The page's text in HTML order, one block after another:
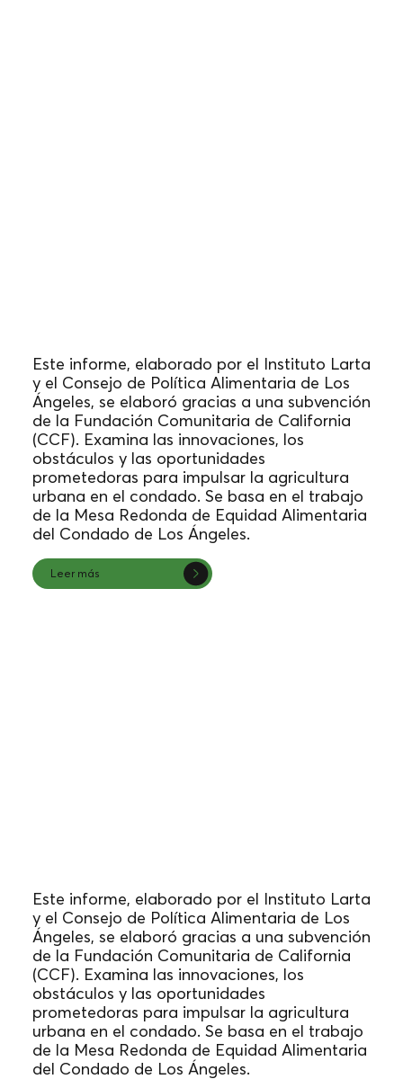
Este informe, elaborado por el Instituto Larta
y el Consejo de Política Alimentaria de Los
Ángeles, se elaboró gracias a una subvención
de la Fundación Comunitaria de California
(CCF). Examina las innovaciones, los
obstáculos y las oportunidades
prometedoras para impulsar la agricultura
urbana en el condado. Se basa en el trabajo
de la Mesa Redonda de Equidad Alimentaria
del Condado de Los Ángeles.
Leer más
Este informe, elaborado por el Instituto Larta
y el Consejo de Política Alimentaria de Los
Ángeles, se elaboró gracias a una subvención
de la Fundación Comunitaria de California
(CCF). Examina las innovaciones, los
obstáculos y las oportunidades
prometedoras para impulsar la agricultura
urbana en el condado. Se basa en el trabajo
de la Mesa Redonda de Equidad Alimentaria
del Condado de Los Ángeles.